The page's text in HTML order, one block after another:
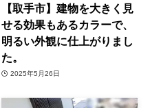
【取手市】建物を大きく見
せる効果もあるカラーで、
明るい外観に仕上がりまし
た。
2025年5月26日